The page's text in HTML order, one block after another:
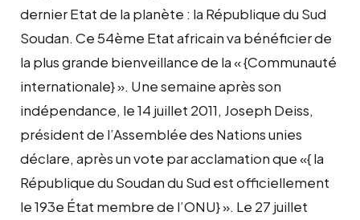
dernier Etat de la planète : la République du Sud
Soudan. Ce 54ème Etat africain va bénéficier de
la plus grande bienveillance de la « {Communauté
internationale} ». Une semaine après son
indépendance, le 14 juillet 2011, Joseph Deiss,
président de l’Assemblée des Nations unies
déclare, après un vote par acclamation que «{ la
République du Soudan du Sud est officiellement
le 193e État membre de l’ONU} ». Le 27 juillet